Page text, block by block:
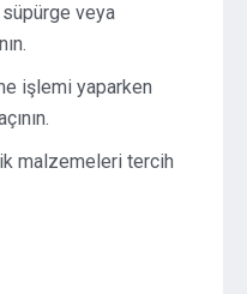
veya
işlemi yaparken
malzemeleri tercih